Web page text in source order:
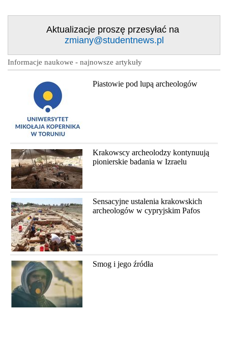
Aktualizacje proszę przesyłać na
zmiany@studentnews.pl
Informacje naukowe - najnowsze artykuły
Piastowie pod lupą archeologów
Krakowscy archeolodzy kontynuują
pionierskie badania w Izraelu
Sensacyjne ustalenia krakowskich
archeologów w cypryjskim Pafos
Smog i jego źródła